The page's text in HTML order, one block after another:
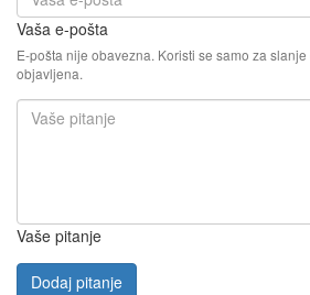
Vaša e-pošta
E-pošta nije obavezna. Koristi se samo za
objavljena.
Vaše pitanje
Dodaj pitanje